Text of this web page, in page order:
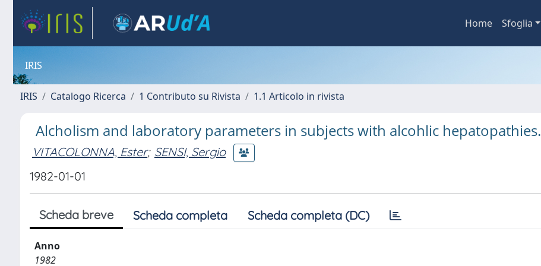
Home Sfoglia
IRIS
IRIS Catalogo Ricerca 1 Contributo su Rivista 1.1 Articolo in rivista
Alcholism and laboratory parameters in subjects with alcohlic hepatopathies.
VITACOLONNA, Ester; SENSI, Sergio
1982-01-01
Scheda breve Scheda completa Scheda completa (DC)
Anno
1982